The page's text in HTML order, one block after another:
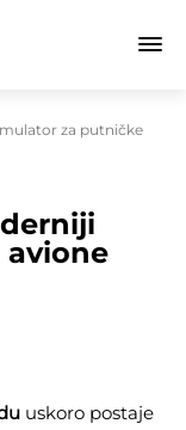
za putničke
uskoro postaje